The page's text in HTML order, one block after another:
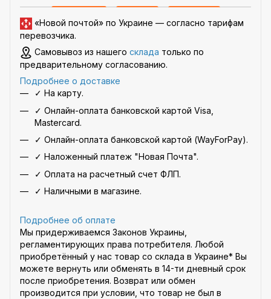
«Новой почтой» по Украине — согласно тарифам
перевозчика.
Самовывоз из нашего склада только по
предварительному согласованию.
Подробнее о доставке
✓ На карту.
✓ Онлайн-оплата банковской картой Visa,
Mastercard.
✓ Онлайн-оплата банковской картой (WayForPay).
✓ Наложенный платеж "Новая Почта".
✓ Оплата на расчетный счет ФЛП.
✓ Наличными в магазине.
Подробнее об оплате
Мы придерживаемся Законов Украины,
регламентирующих права потребителя. Любой
приобретённый у нас товар со склада в Украине* Вы
можете вернуть или обменять в 14-ти дневный срок
после приобретения. Возврат или обмен
производится при условии, что товар не был в